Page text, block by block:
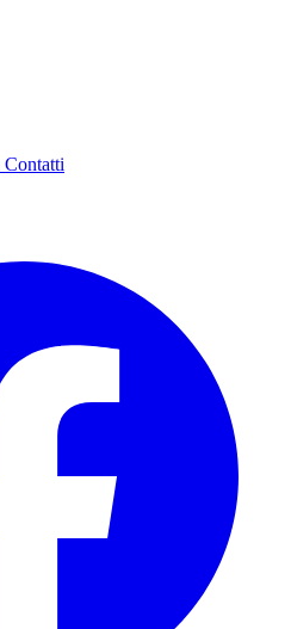
Contatti